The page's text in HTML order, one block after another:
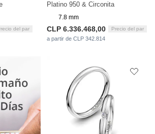
del par
Platino 950 & Circonita
7.8 mm
CLP 6.336.468,00 Precio del par
a partir de CLP 342.814